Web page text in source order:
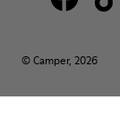
© Camper, 2026